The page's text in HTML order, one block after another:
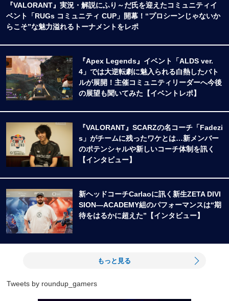
『VALORANT』実況・解説にふり～だ氏を迎えたコミュニティイ
ベント「RUGs コミュニティ CUP」開幕！“プロシーンじゃないか
らこそ”な魅力溢れるトーナメントをレポ
『Apex Legends』イベント「ALDS ver.
4」では大逆転劇に魅入られる白熱したバト
ルが展開！主催コミュニティリーダーへ今後
の展望も聞いてみた【イベントレポ】
『VALORANT』SCARZの名コーチ「Fadezi
s」がチームに残ったワケとは…新メンバー
のポテンシャルや新しいコーチ体制を訊く
【インタビュー】
新ヘッドコーチCarlaoに訊く新生ZETA DIVI
SION―ACADEMY組のパフォーマンスは“期
待をはるかに超えた”【インタビュー】
もっと見る
Tweets by roundup_gamers